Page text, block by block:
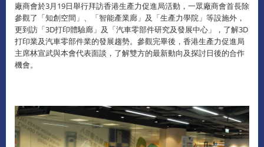
廠商會於3月19日舉行拜訪香港生產力促進局活動，一眾廠商會首長除
參觀了「知創空間」、「智能產業廊」及「生產力學院」等設施外，
更到訪「3D打印體驗廊」及「汽車零部件研究及發展中心」，了解3D
打印業及汽車零部件業的發展趨勢。參觀完畢後，香港生產力促進局
主席林宣武與本會代表面談，了解雙方的最新動向及探討日後的合作
機會。